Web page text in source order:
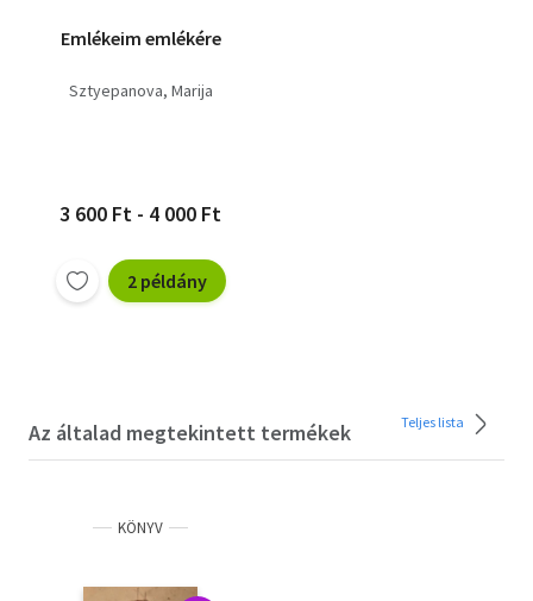
Emlékeim emlékére
Sztyepanova, Marija
3 600 Ft - 4 000 Ft
2 példány
Az általad megtekintett termékek Teljes lista
KÖNYV